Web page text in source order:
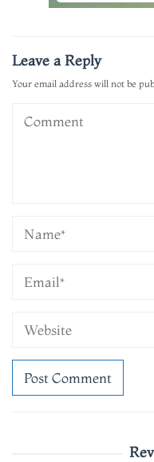
Leave a Reply
Your email address will not be